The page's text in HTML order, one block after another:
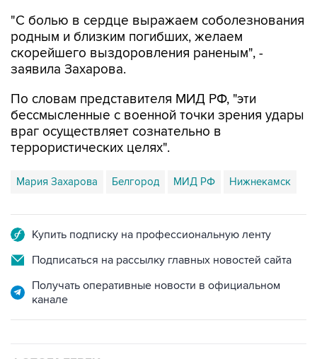
"С болью в сердце выражаем соболезнования
родным и близким погибших, желаем
скорейшего выздоровления раненым", -
заявила Захарова.
По словам представителя МИД РФ, "эти
бессмысленные с военной точки зрения удары
враг осуществляет сознательно в
террористических целях".
Мария Захарова Белгород МИД РФ Нижнекамск
Купить подписку на профессиональную ленту
Подписаться на рассылку главных новостей сайта
Получать оперативные новости в официальном
канале